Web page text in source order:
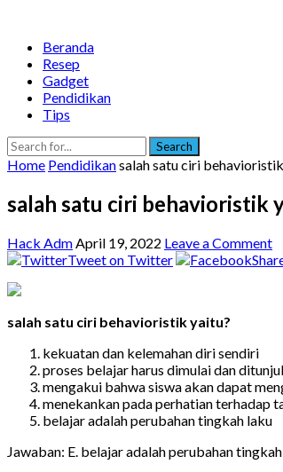
Beranda
Resep
Gadget
Pendidikan
Tips
Search
Home Pendidikansalah satu ciri
salah satu ciri behavioristik
Hack AdmApril 19, 2022 Leave a Comment
Tweet on Twitter
salah satu ciri behavioristik yaitu?
kekuatan dan kelemahan diri sendiri
proses belajar harus dimulai dan
mengakui bahwa siswa akan dapat
menekankan pada perhatian terhadap
belajar adalah perubahan tingkah laku
Jawaban: E. belajar adalah perubahan